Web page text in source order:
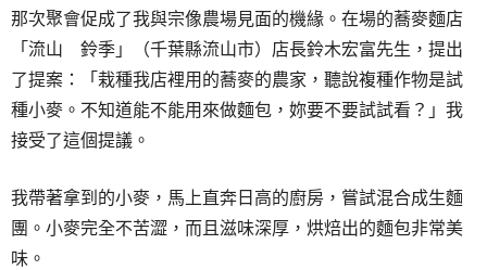
那次聚會促成了我與宗像農場見面的機緣。在場的蕎麥麵店
「流山 鈴季」（千葉縣流山市）店長鈴木宏富先生，提出
了提案：「栽種我店裡用的蕎麥的農家，聽說複種作物是試
種小麥。不知道能不能用來做麵包，妳要不要試試看？」我
接受了這個提議。
我帶著拿到的小麥，馬上直奔日高的廚房，嘗試混合成生麵
團。小麥完全不苦澀，而且滋味深厚，烘焙出的麵包非常美
味。